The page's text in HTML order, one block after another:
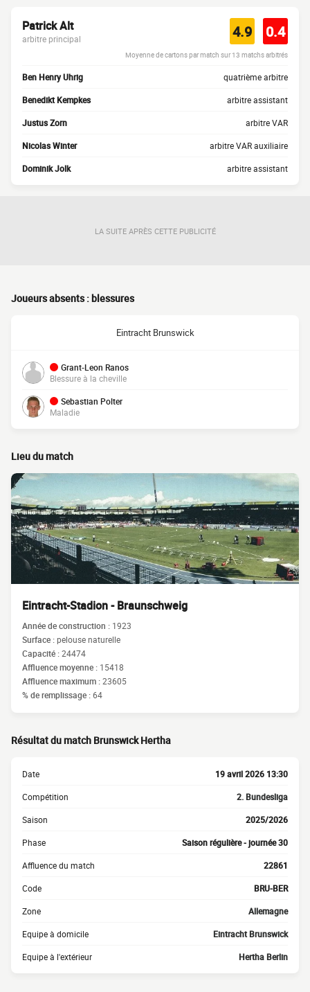
Patrick Alt
arbitre principal 4.9 0.4
Moyenne de cartons par match sur 13 matchs arbitrés
Ben Henry Uhrig quatrième arbitre
Benedikt Kempkes arbitre assistant
Justus Zorn arbitre VAR
Nicolas Winter arbitre VAR auxiliaire
Dominik Jolk arbitre assistant
LA SUITE APRÈS CETTE PUBLICITÉ
Joueurs absents : blessures
Eintracht Brunswick
Grant-Leon Ranos
Blessure à la cheville
Sebastian Polter
Maladie
Lieu du match
Eintracht-Stadion - Braunschweig
Année de construction : 1923
Surface :pelouse naturelle
Capacité :24474
Affluence moyenne : 15418
Affluence maximum :23605
% de remplissage :64
Résultat du match Brunswick Hertha
Date 19 avril 2026 13:30
Compétition 2. Bundesliga
Saison 2025/2026
Phase Saison régulière - journée 30
Affluence du match 22861
Code BRU-BER
Zone Allemagne
Equipe à domicile Eintracht Brunswick
Equipe à l'extérieur Hertha Berlin